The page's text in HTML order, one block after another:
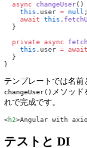
  async
changeUser()
    this
.user = null ;
    await
this .
  }
  private
async
    this
.user = await
  }
}
テンプレートでは名前
changeUser() メソッ
れで完成です。
<h2>Angular with
テストと DI